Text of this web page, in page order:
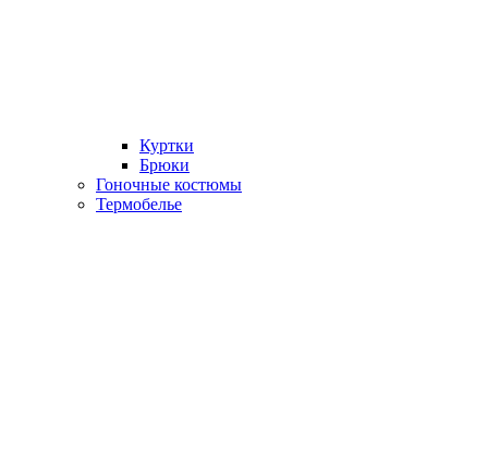
Куртки
Брюки
Гоночные костюмы
Термобелье